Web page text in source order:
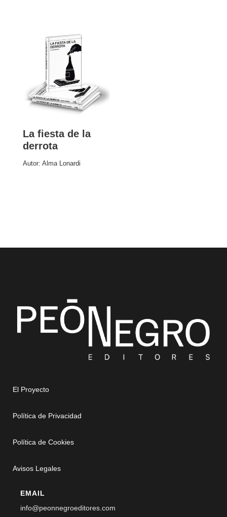
La fiesta de la
derrota
Autor: Alma Lonardi
El Proyecto
Política de Privacidad
Política de Cookies
Avisos Legales
EMAIL
info@peonnegroeditores.com